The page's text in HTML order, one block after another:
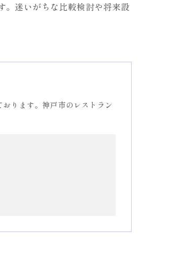
。迷いがちな比較検討や将来設
ります。神戸市のレストラン